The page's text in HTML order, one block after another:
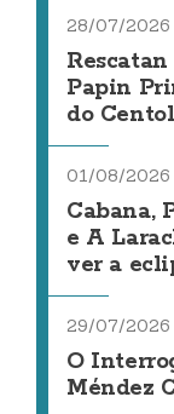
28/07/2026
Papin
do
01/08/2026
Cabana,
e A
ver a
29/07/2026
O
Méndez